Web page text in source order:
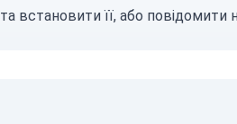
та встановити її, або повідомити